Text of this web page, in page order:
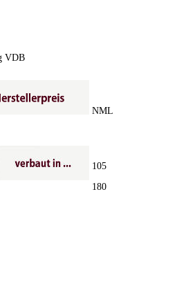
VDB
NML
105
180